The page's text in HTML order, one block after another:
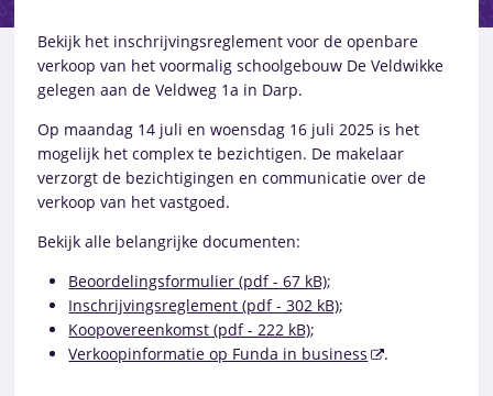
Bekijk het inschrijvingsreglement voor de openbare
verkoop van het voormalig schoolgebouw De Veldwikke
gelegen aan de Veldweg 1a in Darp.
Op maandag 14 juli en woensdag 16 juli 2025 is het
mogelijk het complex te bezichtigen. De makelaar
verzorgt de bezichtigingen en communicatie over de
verkoop van het vastgoed.
Bekijk alle belangrijke documenten:
Beoordelingsformulier (pdf - 67 kB);
Inschrijvingsreglement (pdf - 302 kB);
Koopovereenkomst (pdf - 222 kB);
Verkoopinformatie op Funda in business
.